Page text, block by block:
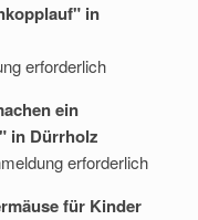
in
erforderlich
ein
in Dürrholz
erforderlich
für Kinder